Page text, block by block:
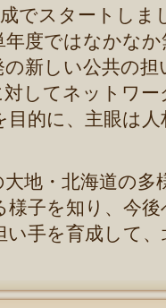
でスタートしま
度ではなかな
新しい公共の
してネットワ
的に、主眼は
地・北海道の多
子を知り、今
い手を育成して